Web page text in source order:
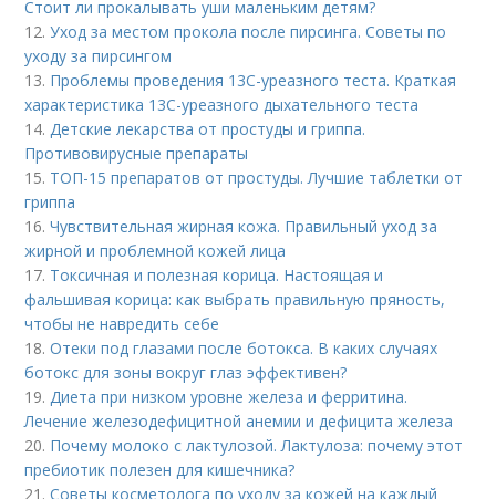
Стоит ли прокалывать уши маленьким детям?
12.Уход за местом прокола после пирсинга. Советы по
уходу за пирсингом
13. Проблемы проведения 13С-уреазного теста. Краткая
характеристика 13С-уреазного дыхательного теста
14.Детские лекарства от простуды и гриппа.
Противовирусные препараты
15. ТОП-15 препаратов от простуды. Лучшие таблетки от
гриппа
16.Чувствительная жирная кожа. Правильный уход за
жирной и проблемной кожей лица
17. Токсичная и полезная корица. Настоящая и
фальшивая корица: как выбрать правильную пряность,
чтобы не навредить себе
18.Отеки под глазами после ботокса. В каких случаях
ботокс для зоны вокруг глаз эффективен?
19.Диета при низком уровне железа и ферритина.
Лечение железодефицитной анемии и дефицита железа
20. Почему молоко с лактулозой. Лактулоза: почему этот
пребиотик полезен для кишечника?
21.Советы косметолога по уходу за кожей на каждый